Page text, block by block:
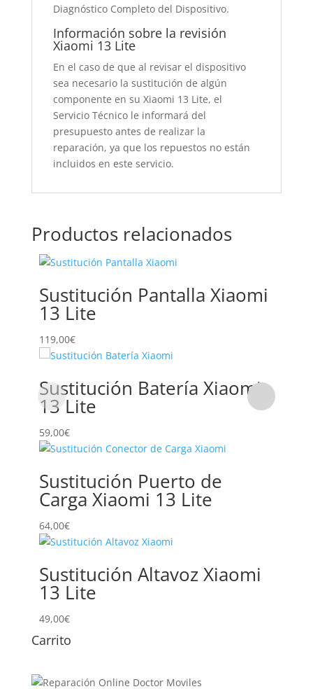
Diagnóstico Completo del Dispositivo.
Información sobre la revisión
Xiaomi 13 Lite
En el caso de que al revisar el dispositivo
sea necesario la sustitución de algún
componente en su Xiaomi 13 Lite, el
Servicio Técnico le informará del
presupuesto antes de realizar la
reparación, ya que los repuestos no están
incluidos en este servicio.
Productos relacionados
Sustitución Pantalla Xiaomi
13 Lite
119,00€
Sustitución Batería Xiaomi
13 Lite
59,00€
Sustitución Puerto de
Carga Xiaomi 13 Lite
64,00€
Sustitución Altavoz Xiaomi
13 Lite
49,00€
Carrito